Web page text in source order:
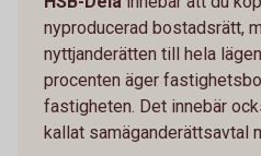
nyproducerad bostadsrätt,
nyttjanderätten till hela
procenten äger
fastigheten. Det innebär
kallat samäganderättsavtal